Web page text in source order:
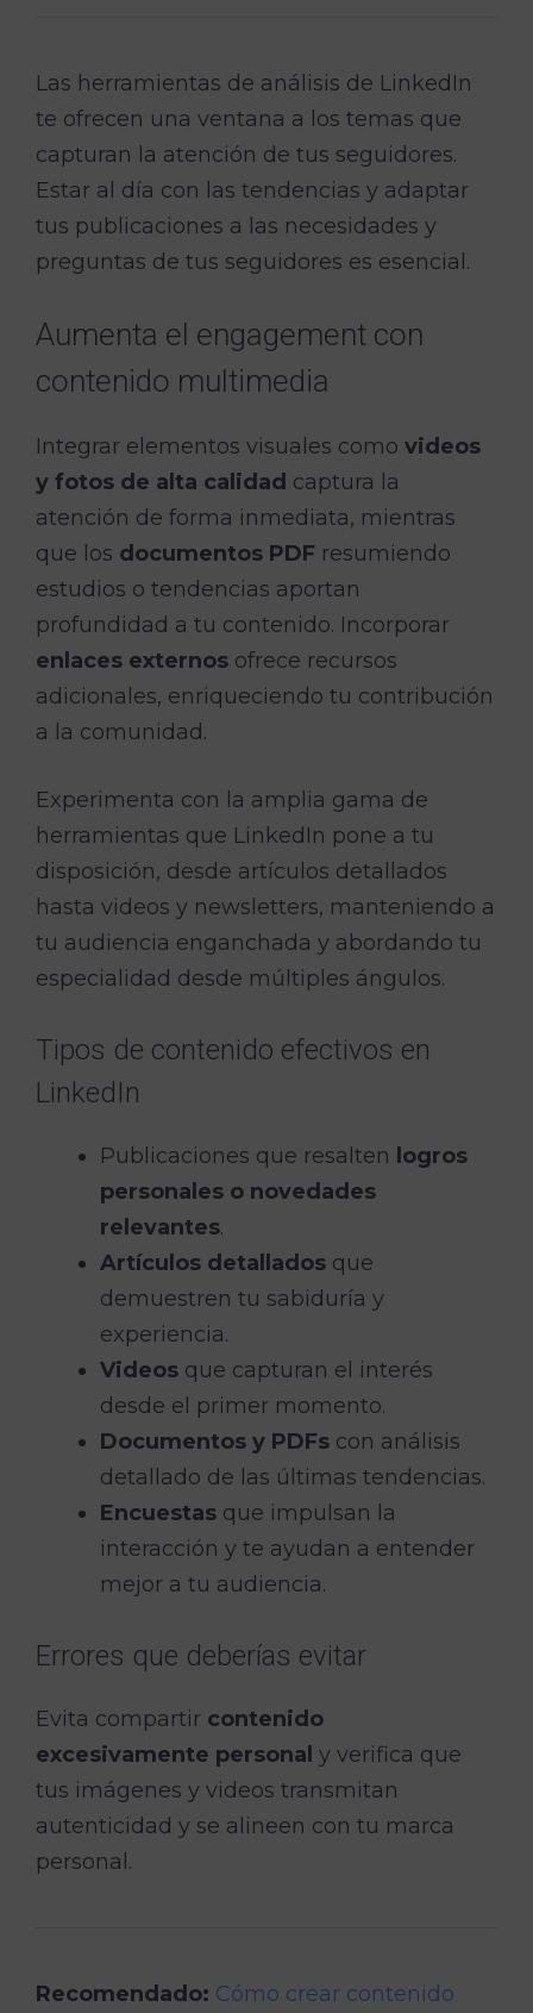
Las herramientas de análisis de LinkedIn
te ofrecen una ventana a los temas que
capturan la atención de tus seguidores.
Estar al día con las tendencias y adaptar
tus publicaciones a las necesidades y
preguntas de tus seguidores es esencial.
Aumenta el engagement con
contenido multimedia
Integrar elementos visuales como videos
y fotos de alta calidad captura la
atención de forma inmediata, mientras
que los documentos PDF resumiendo
estudios o tendencias aportan
profundidad a tu contenido. Incorporar
enlaces externos ofrece recursos
adicionales, enriqueciendo tu contribución
a la comunidad.
Experimenta con la amplia gama de
herramientas que LinkedIn pone a tu
disposición, desde artículos detallados
hasta videos y newsletters, manteniendo a
tu audiencia enganchada y abordando tu
especialidad desde múltiples ángulos.
Tipos de contenido efectivos en
LinkedIn
Publicaciones que resalten logros
personales o novedades
relevantes.
Artículos detallados que
demuestren tu sabiduría y
experiencia.
Videos que capturan el interés
desde el primer momento.
Documentos y PDFs con análisis
detallado de las últimas tendencias.
Encuestas que impulsan la
interacción y te ayudan a entender
mejor a tu audiencia.
Errores que deberías evitar
Evita compartir contenido
excesivamente personal y verifica que
tus imágenes y videos transmitan
autenticidad y se alineen con tu marca
personal.
Recomendado: Cómo crear contenido